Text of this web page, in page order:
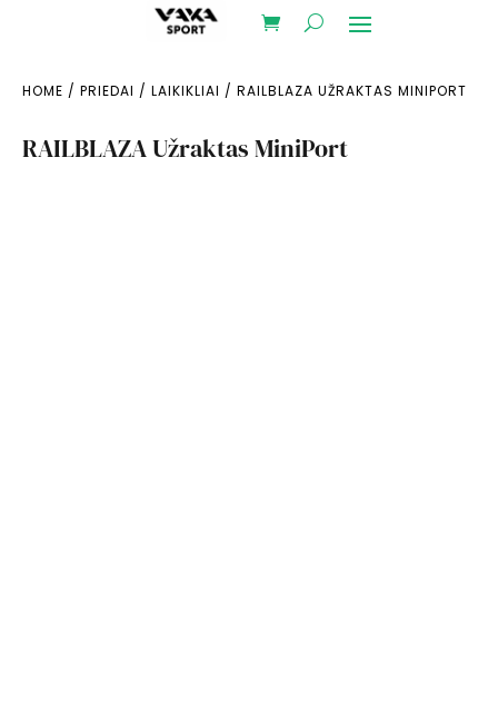
HOME / PRIEDAI / LAIKIKLIAI / RAILBLAZA UŽRAKTAS MINIPORT
RAILBLAZA Užraktas MiniPort